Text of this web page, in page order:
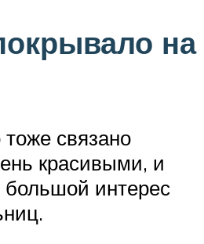
на
связано
красивыми, и
интерес